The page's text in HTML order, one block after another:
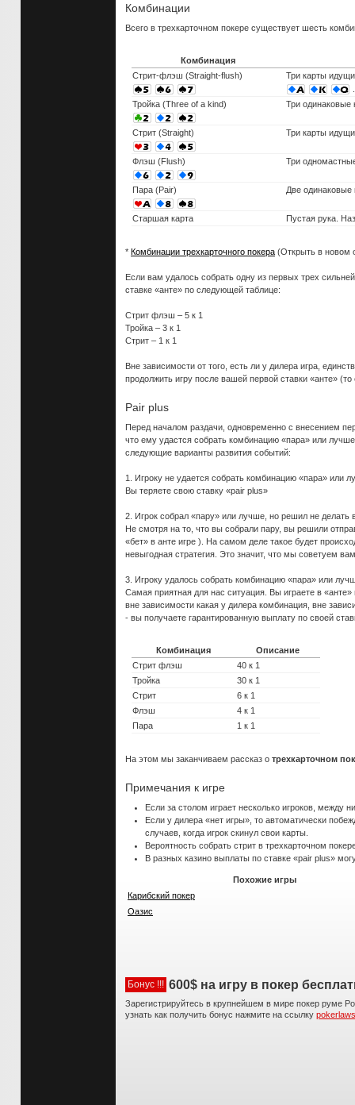
Комбинации
Всего в трехкарточном покере существует шесть
Комбинация
Стрит-флэш (Straight-flush)
Три карты
Тройка (Three of a kind)
Три одинаковые
Стрит (Straight) Три карты
Флэш (Flush) Три
Пара (Pair) Две одинаковые
Старшая карта Пустая рука.
* Комбинации трехкарточного покера (Открыть в новом
Если вам удалось собрать одну из первых трех
ставке «анте» по следующей таблице:
Стрит флэш – 5 к 1
Тройка – 3 к 1
Стрит – 1 к 1
Вне зависимости от того, есть ли у дилера игра,
продолжить игру после вашей первой ставки «анте»
Pair plus
Перед началом раздачи, одновременно с внесением
что ему удастся собрать комбинацию «пара» или
следующие варианты развития событий:
1. Игроку не удается собрать комбинацию «пара» или
Вы теряете свою ставку «pair plus»
2. Игрок собрал «пару» или лучше, но решил не делать
Не смотря на то, что вы собрали пару, вы решили
«бет» в анте игре ). На самом деле такое будет
невыгодная стратегия. Это значит, что мы советуем
3. Игроку удалось собрать комбинацию «пара» или
Самая приятная для нас ситуация. Вы играете в
вне зависимости какая у дилера комбинация, вне
- вы получаете гарантированную выплату по своей
Комбинация
Описание
Стрит флэш
40 к 1
Тройка
30 к 1
Стрит
6 к 1
Флэш
4 к 1
Пара
1 к 1
На этом мы заканчиваем рассказ о трехкарточном
Примечания к игре
Если за столом играет несколько игроков,
Если у дилера «нет игры», то автоматически
случаев, когда игрок скинул свои карты.
Вероятность собрать стрит в трехкарточном
В разных казино выплаты по ставке «pair plus»
Похожие игры
Карибский покер
Оазис
Бонус !!! 600$ на игру в покер
Зарегистрируйтесь в крупнейшем в мире покер руме
узнать как получить бонус нажмите на ссылку